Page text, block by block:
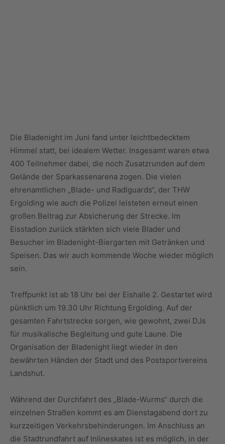
Die Bladenight im Juni fand unter leichtbedecktem
Himmel statt, bei idealem Wetter. Insgesamt waren etwa
400 Teilnehmer dabei, die noch Zusatzrunden auf dem
Gelände der Sparkassenarena zogen. Die vielen
ehrenamtlichen „Blade- und Radlguards“, der THW
Ergolding wie auch die Polizei leisteten erneut einen
großen Beitrag zur Absicherung der Strecke. Im
Eisstadion zurück stärkten sich viele Blader und
Besucher im Bladenight-Biergarten mit Getränken und
Speisen. Das wir auch kommende Woche wieder möglich
sein.
Treffpunkt ist ab 18 Uhr bei der Eishalle 2. Gestartet wird
pünktlich um 19.30 Uhr Richtung Ergolding. Auf der
gesamten Fahrtstrecke sorgen, wie gewohnt, zwei DJs
für musikalische Begleitung und gute Laune. Die
Organisation der Bladenight liegt wieder in den
bewährten Händen der Stadt und des Postsportvereins
Landshut.
Während der Durchfahrt des „Blade-Wurms“ durch die
einzelnen Straßen kommt es am Dienstagabend dort zu
kurzzeitigen Verkehrsbehinderungen. Im Anschluss an
die Stadtrundfahrt auf Inlineskates ist es möglich, in der